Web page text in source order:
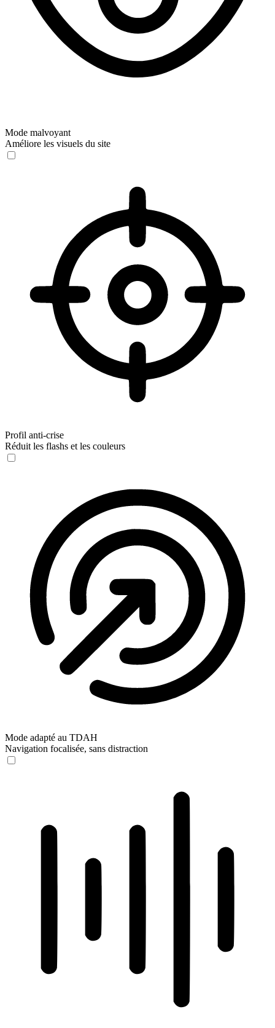
Mode malvoyant
Améliore les visuels du site
Profil anti-crise
Réduit les flashs et les couleurs
Mode adapté au TDAH
Navigation focalisée, sans distraction